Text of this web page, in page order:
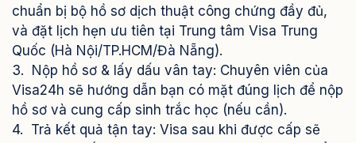
chuẩn bị bộ hồ sơ dịch thuật công chứng đầy đủ,
và đặt lịch hẹn ưu tiên tại Trung tâm Visa Trung
Quốc (Hà Nội/TP.HCM/Đà Nẵng).
3. Nộp hồ sơ & lấy dấu vân tay: Chuyên viên của
Visa24h sẽ hướng dẫn bạn có mặt đúng lịch để nộp
hồ sơ và cung cấp sinh trắc học (nếu cần).
4. Trả kết quả tận tay: Visa sau khi được cấp sẽ